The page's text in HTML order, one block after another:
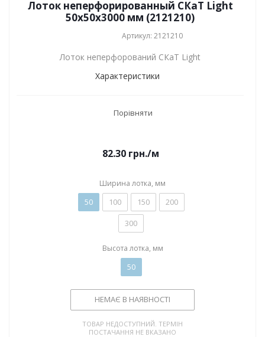
Лоток неперфорированный СКаТ Light
50х50х3000 мм (2121210)
Артикул: 2121210
Лоток неперфорований СКаТ Light
Характеристики
Порівняти
82.30грн./м
Ширина лотка, мм
50 100 150
200
300
Высота лотка, мм
50
НЕМАЄ В НАЯВНОСТІ
ТОВАР НЕДОСТУПНИЙ. ТЕРМІН
ПОСТАЧАННЯ НЕ ВКАЗАНО